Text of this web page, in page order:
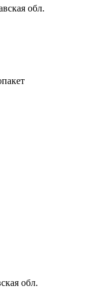
обл.
обл.